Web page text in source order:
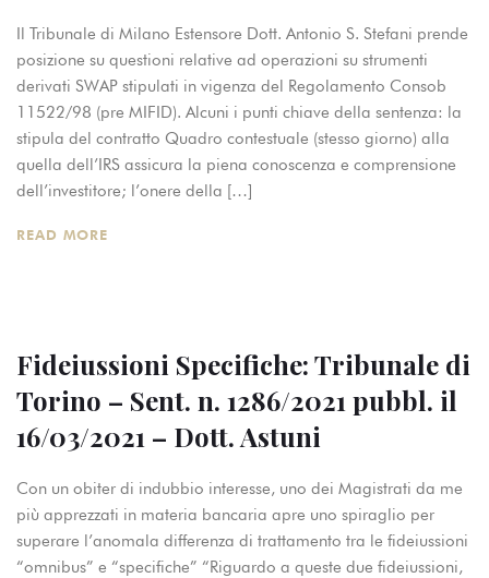
Il Tribunale di Milano Estensore Dott. Antonio S. Stefani prende
posizione su questioni relative ad operazioni su strumenti
derivati SWAP stipulati in vigenza del Regolamento Consob
11522/98 (pre MIFID). Alcuni i punti chiave della sentenza: la
stipula del contratto Quadro contestuale (stesso giorno) alla
quella dell’IRS assicura la piena conoscenza e comprensione
dell’investitore; l’onere della […]
READ MORE
Fideiussioni Specifiche: Tribunale di
Torino – Sent. n. 1286/2021 pubbl. il
16/03/2021 – Dott. Astuni
Con un obiter di indubbio interesse, uno dei Magistrati da me
più apprezzati in materia bancaria apre uno spiraglio per
superare l’anomala differenza di trattamento tra le fideiussioni
“omnibus” e “specifiche” “Riguardo a queste due fideiussioni,